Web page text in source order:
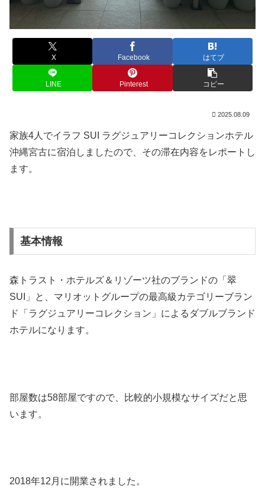
X Facebook はてブ
LINE Pinterest コピー
2025.08.09
家族4人でイラフ SUI ラグジュアリーコレクションホテル
沖縄宮古に宿泊しましたので、その滞在内容をレポートし
ます。
基本情報
森トラスト・ホテルズ＆リゾーツ社のブランドの「翠
SUI」と、マリオットグループの最高級カテゴリーブラン
ド「ラグジュアリーコレクション」によるダブルブランド
ホテルになります。
部屋数は58部屋ですので、比較的小規模なサイズだと思
います。
2018年12月に開業されました。